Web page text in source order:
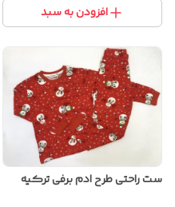
افزودن به سبد
ست راحتی طرح ادم برفی ترکیه